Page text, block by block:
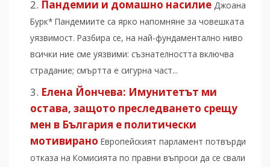
Пандемии и домашно насилие Джоана
Бурк* Пандемиите са ярко напомняне за човешката
уязвимост. Разбира се, на най-фундаментално ниво
всички ние сме уязвими: съзнателността включва
страдание; смъртта е сигурна част...
Елена Йончева: Имунитетът ми
остава, защото преследването срещу
мен в България е политически
мотивирано Европейският парламент потвърди
отказа на Комисията по правни въпроси да се свали